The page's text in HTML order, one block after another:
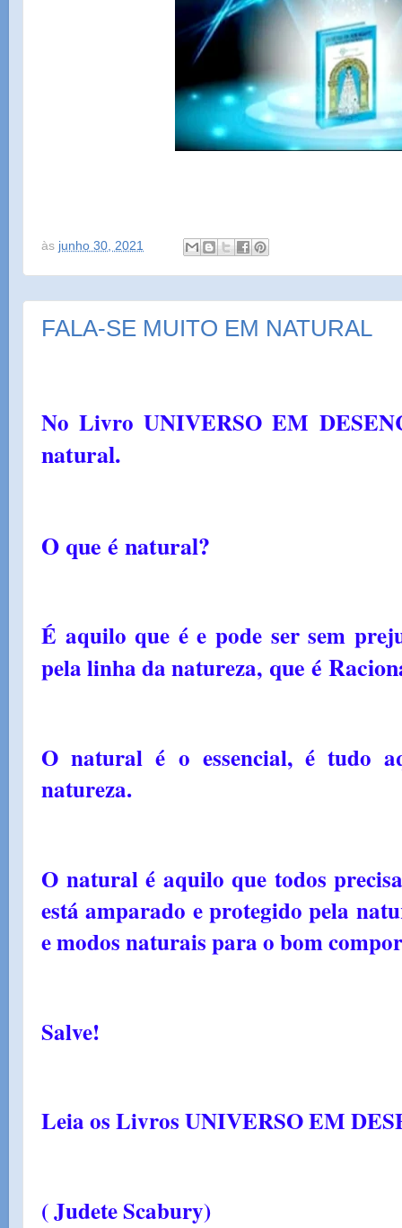
às junho 30, 2021
FALA-SE MUITO EM NATURAL
No Livro UNIVERSO EM
natural.
O que é natural?
É aquilo que é e pode ser sem
pela linha da natureza, que é
O natural é o essencial, é tudo
natureza.
O natural é aquilo que todos
está amparado e protegido pela
e modos naturais para o bom
Salve!
Leia os Livros UNIVERSO EM
( Judete Scabury)